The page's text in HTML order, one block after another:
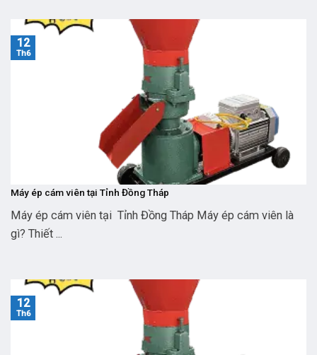
Máy ép cám viên tại Tỉnh Đồng Tháp
Máy ép cám viên tại Tỉnh Đồng Tháp Máy ép cám viên là
gì? Thiết ...
12
Th6
12
Th6